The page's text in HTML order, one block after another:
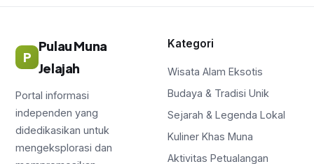
P
Pulau Muna
Jelajah
Portal informasi
independen yang
didedikasikan untuk
mengeksplorasi dan
Kategori
Wisata Alam Eksotis
Budaya & Tradisi Unik
Sejarah & Legenda Lokal
Kuliner Khas Muna
Aktivitas Petualangan